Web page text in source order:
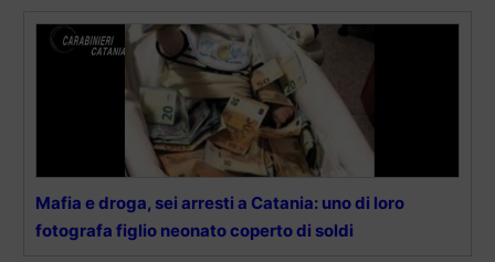
Mafia e droga, sei arresti a Catania: uno di loro
fotografa figlio neonato coperto di soldi